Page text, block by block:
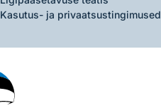
Kasutus- ja privaatsustingimused